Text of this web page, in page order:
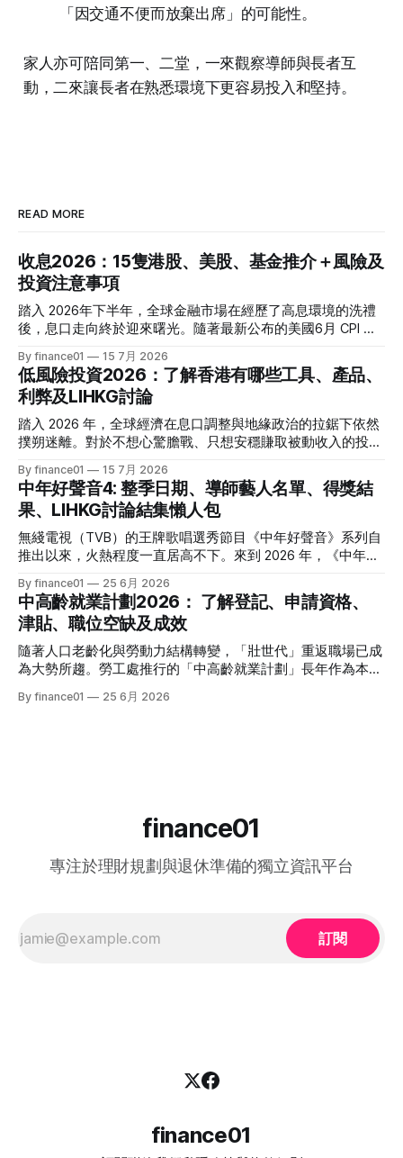
「因交通不便而放棄出席」的可能性。
家人亦可陪同第一、二堂，一來觀察導師與長者互
動，二來讓長者在熟悉環境下更容易投入和堅持。
READ MORE
收息2026：15隻港股、美股、基金推介＋風險及
投資注意事項
踏入 2026年下半年，全球金融市場在經歷了高息環境的洗禮
後，息口走向終於迎來曙光。隨著最新公布的美國6月 CPI 同
息的預期再度升溫。 當定期存款利率逐漸從高位回落，如何
將資金轉投至能夠產生穩定現金流的收息資產，成為了今年投
資理財的核心課題。本文特別為您搜集 2026 年 7 月最新市場
數據，盤點港股、美股及基金三大領域共 15 隻熱門收息工
具，並深度拆解背後的潛在風險，助您在新一季度穩健收息！
格價與部署，以下先將這 15 隻橫跨港股、美股及基金的明星
收息產品進行系統性匯總： 範疇代號 / 名稱產品性質2026年
估算年化股息率 / 派息率派息頻率核心定位與優勢港股中國移
動 (00941)通訊藍籌6.5% - 6.6%半年配國企巨頭，現金流極
強，兼具防守與增長。港股中國海洋石油 (00883)能源藍籌
5.8% - 6.0%半年配受益於地緣政治與油價，
By finance01 15 7月 2026
低風險投資2026：了解香港有哪些工具、產品、
利弊及LIHKG討論
踏入 2026 年，全球經濟在息口調整與地緣政治的拉鋸下依然
撲朔迷離。對於不想心驚膽戰、只想安穩賺取被動收入的投資
場目前有相當多穩健的防守型工具。本文為大家盤點 2026 年
香港最新主流低風險投資產品，橫向比較其利弊，並揭秘連登
（LIHKG）「財經台」巴打們最真實、最不留情面的毒舌評
價！ 2026年香港熱門低風險投資工具一覽 在香港，低風險投
資主要圍繞「保本」與「高流動性」展開。以下是 2026 年最
受市場歡迎的 5 大產品比較： 投資工具2026年預估年回報率
資金鎖定期適合對象風險等級港元/美元定期存款2.4% - 4.0%1
個月至1年不等追求絕對保本、懶得操作的人⭐ (極低)美國國庫
債券 (T-Bills)4.0% - 4.5%1個月至30年不等懂得用美股 App、
追求比定存更高息的人⭐ (極低) 香港政府零售債券
By finance01 15 7月 2026
中年好聲音4: 整季日期、導師藝人名單、得獎結
果、LIHKG討論結集懶人包
無綫電視（TVB）的王牌歌唱選秀節目《中年好聲音》系列自
推出以來，火熱程度一直居高不下。來到 2026 年，《中年好
了更新穎的賽制，舞台與音響規格全面升級，參賽者的背景更
是臥虎藏龍，由退隱江湖的昔日歌手到各行各業的隱世歌王，
再次掀起全城「追星」與「懷舊」熱潮。 如果你錯過了部分
精彩集數，或者想一氣呵成重溫整季的精華，這篇《中年好聲
音 4》全方位懶人包將為你系統化地盤點整季賽期、星級陣
容、終極結果，並結集連登（LIHKG）討論區最地道的爆笑與
血淚評價！ 《中年好聲音 4》整季賽期與播放時間表 本季
By finance01 25 6月 2026
中高齡就業計劃2026： 了解登記、申請資格、
津貼、職位空缺及成效
隨著人口老齡化與勞動力結構轉變，「壯世代」重返職場已成
為大勢所趨。勞工處推行的「中高齡就業計劃」長年作為本港
企業聘用年長勞動力。本文將為您全面拆解 2026 年最新優化
向聘用中高齡人士的僱主發放誘因（在職培訓津貼），以抵銷
By finance01 25 6月 2026
finance01
專注於理財規劃與退休準備的獨立資訊平台
訂閱
finance01